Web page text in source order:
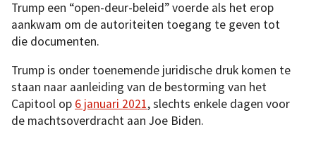
Trump een “open-deur-beleid” voerde als het erop
aankwam om de autoriteiten toegang te geven tot
die documenten.
Trump is onder toenemende juridische druk komen te
staan naar aanleiding van de bestorming van het
Capitool op 6 januari 2021, slechts enkele dagen voor
de machtsoverdracht aan Joe Biden.